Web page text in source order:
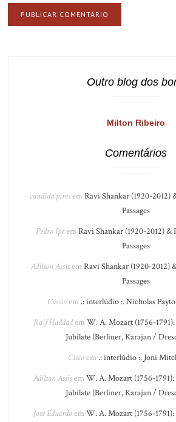
Outro blog dos
Milton Ribeiro
Comentários
candida piresem Ravi Shankar (1920-2012)
Passages
Pedro Ipêem Ravi Shankar (1920-2012) &
Passages
Adilson Assisem Ravi Shankar (1920-2012)
Passages
Cássioem .: interlúdio :. Nicholas
Raif Haddadem W. A. Mozart (1756-
Jubilate (Berliner, Karajan /
Ciscoem .: interlúdio :. Joni
Adilson Assisem W. A. Mozart (1756-
Jubilate (Berliner, Karajan /
José Eduardoem W. A. Mozart (1756-